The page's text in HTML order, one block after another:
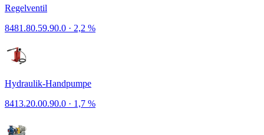
Regelventil
8481.80.59.90.0 · 2,2 %
Hydraulik-Handpumpe
8413.20.00.90.0 · 1,7 %